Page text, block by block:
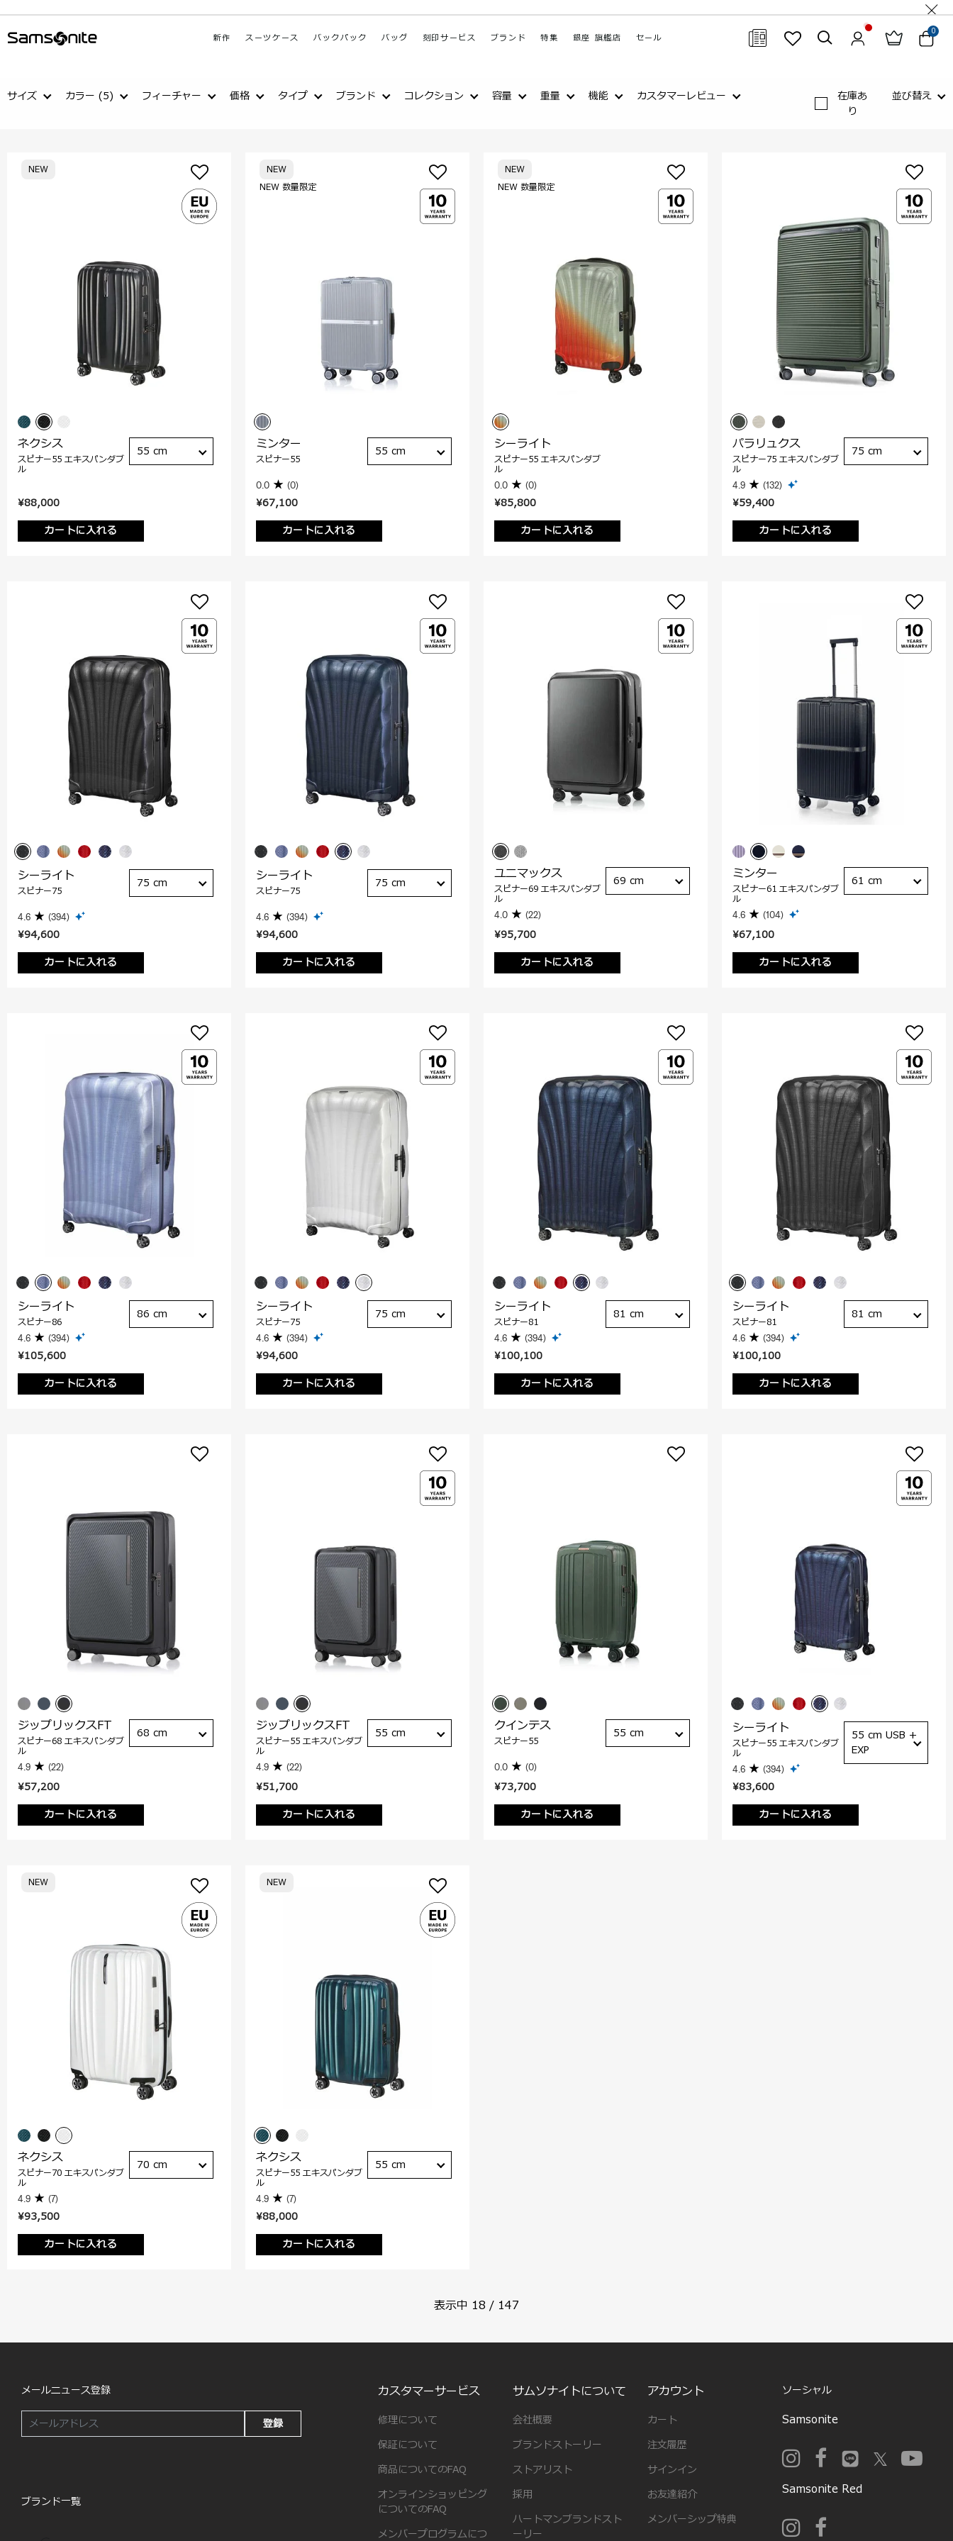
新作 スーツケース バックパック バッグ 刻印サービス ブランド 特集 銀座 旗艦店 セール
0
閉じる
サイズ カラー (5) フィーチャー 価格 タイプ ブランド コレクション 容量 重量 機能 カスタマーレビュー
在庫あ
り
並び替え
¥88,000
カートに入れる
NEW
ネクシス
スピナー55 エキスパンダブ
ル
55 cm
¥67,100
カートに入れる
NEW 数量限定
NEW
ミンター
スピナー55
0.0 (0)
55 cm
¥85,800
カートに入れる
NEW 数量限定
NEW
シーライト
スピナー55 エキスパンダブ
ル
0.0 (0)
¥59,400
カートに入れる
パラリュクス
スピナー75 エキスパンダブ
ル
4.9 (132)
75 cm
¥94,600
カートに入れる
シーライト
スピナー75
4.6 (394)
75 cm
¥94,600
カートに入れる
シーライト
スピナー75
4.6 (394)
75 cm
¥95,700
カートに入れる
ユニマックス
スピナー69 エキスパンダブ
ル
4.0 (22)
69 cm
¥67,100
カートに入れる
ミンター
スピナー61 エキスパンダブ
ル
4.6 (104)
61 cm
¥105,600
カートに入れる
シーライト
スピナー86
4.6 (394)
86 cm
¥94,600
カートに入れる
シーライト
スピナー75
4.6 (394)
75 cm
¥100,100
カートに入れる
シーライト
スピナー81
4.6 (394)
81 cm
¥100,100
カートに入れる
シーライト
スピナー81
4.6 (394)
81 cm
¥57,200
カートに入れる
ジップリックスFT
スピナー68 エキスパンダブ
ル
4.9 (22)
68 cm
¥51,700
カートに入れる
ジップリックスFT
スピナー55 エキスパンダブ
ル
4.9 (22)
55 cm
¥73,700
カートに入れる
クインテス
スピナー55
0.0 (0)
55 cm
¥83,600
カートに入れる
シーライト
スピナー55 エキスパンダブ
ル
4.6 (394)
55 cm USB +
EXP
¥93,500
カートに入れる
NEW
ネクシス
スピナー70 エキスパンダブ
ル
4.9 (7)
70 cm
¥88,000
カートに入れる
NEW
ネクシス
スピナー55 エキスパンダブ
ル
4.9 (7)
55 cm
表示中 18 / 147
メールニュース登録
登録
ブランド一覧
カスタマーサービス
修理について
保証について
商品についてのFAQ
オンラインショッピング
についてのFAQ
メンバープログラムにつ
サムソナイトについて
会社概要
ブランドストーリー
ストアリスト
採用
ハートマンブランドスト
ーリー
アカウント
カート
注文履歴
サインイン
お友達紹介
メンバーシップ特典
ソーシャル
Samsonite
Samsonite Red